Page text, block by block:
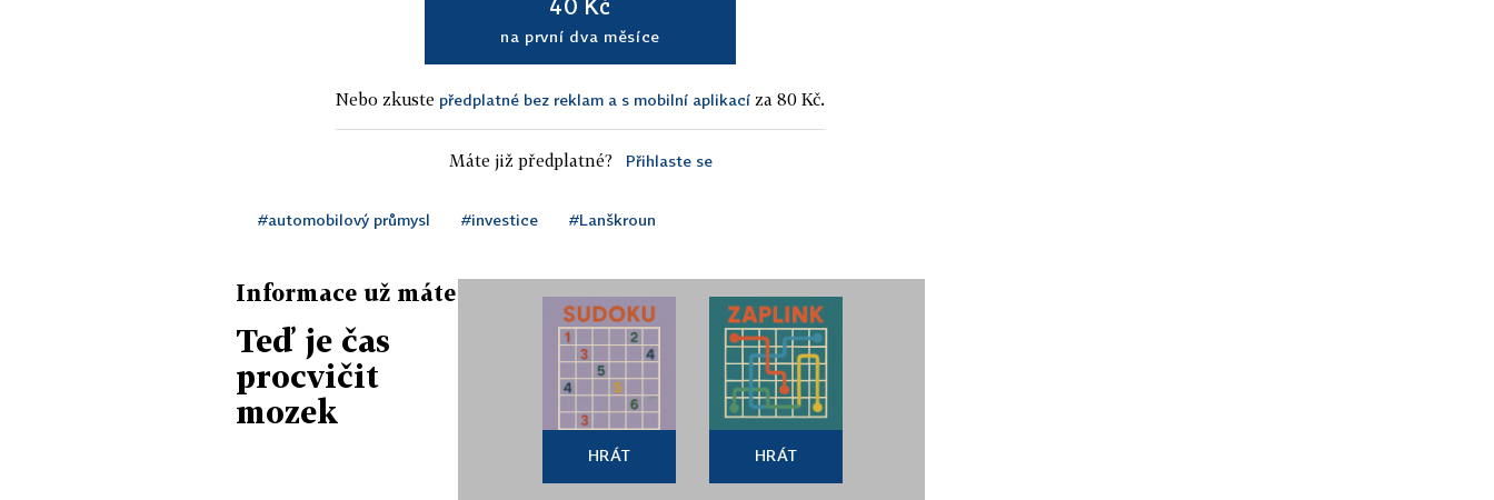
na první dva měsíce
Nebo zkuste předplatné bez reklam a s mobilní aplikací za 80 Kč.
Máte již předplatné? Přihlaste se
#automobilový průmysl #investice #Lanškroun
Informace už máte
Teď je čas
procvičit
mozek
HRÁT HRÁT